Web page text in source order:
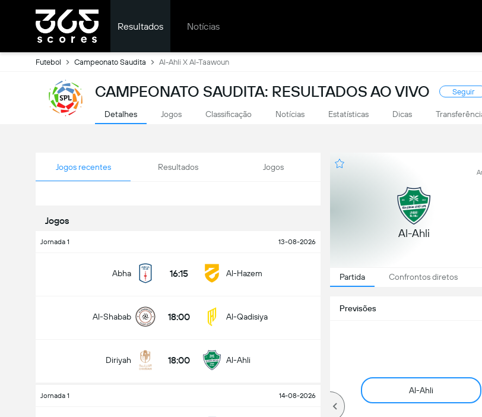
Resultados Notícias
Futebol Campeonato Saudita Al-Ahli X Al-Taawoun
CAMPEONATO SAUDITA: RESULTADOS AO VIVO Seguir
Detalhes Jogos Classificação Notícias Estatísticas Dicas
Jogos recentes Resultados Jogos
Jogos
Jornada 1 13-08-2026
Abha 16:15 Al-Hazem
Al-Shabab 18:00 Al-Qadisiya
Diriyah 18:00 Al-Ahli
Jornada 1 14-08-2026
Al-Ahli
Partida Confrontos diretos
Previsões
Al-Ahli